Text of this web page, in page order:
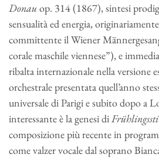
Donau op. 314 (1867), sintesi
sensualità ed energia,
committente il Wiener
corale maschile viennese”), e
ribalta internazionale nella versione
orchestrale presentata quell’anno
universale di Parigi e subito dopo a
interessante è la genesi di
composizione più recente in
come valzer vocale dal soprano